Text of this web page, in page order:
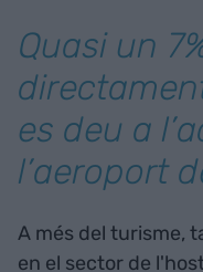
Quasi un
es deu a
l’aeroport
A més del turisme,
en el sector de